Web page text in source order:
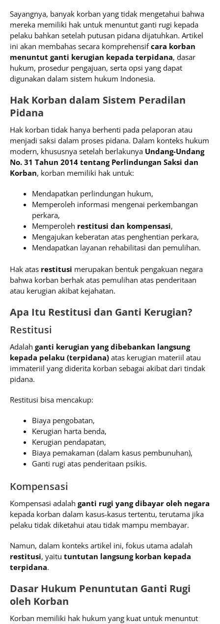
Sayangnya, banyak korban yang tidak mengetahui bahwa
mereka memiliki hak untuk menuntut ganti rugi kepada
pelaku bahkan setelah putusan pidana dijatuhkan. Artikel
ini akan membahas secara komprehensifcara korban
menuntut ganti kerugian kepada terpidana, dasar
hukum, prosedur pengajuan, serta opsi yang dapat
digunakan dalam sistem hukum Indonesia.
Hak Korban dalam Sistem Peradilan
Pidana
Hak korban tidak hanya berhenti pada pelaporan atau
menjadi saksi dalam proses pidana. Dalam konteks hukum
modern, khususnya setelah berlakunya Undang-Undang
No. 31 Tahun 2014 tentang Perlindungan Saksi dan
Korban, korban memiliki hak untuk:
Mendapatkan perlindungan hukum,
Memperoleh informasi mengenai perkembangan
perkara,
Memperoleh restitusi dan kompensasi,
Mengajukan keberatan atas penghentian perkara,
Mendapatkan layanan rehabilitasi dan pemulihan.
Hak atas restitusi merupakan bentuk pengakuan negara
bahwa korban berhak atas pemulihan atas penderitaan
atau kerugian akibat kejahatan.
Apa Itu Restitusi dan Ganti Kerugian?
Restitusi
Adalah ganti kerugian yang dibebankan langsung
kepada pelaku (terpidana) atas kerugian materiil atau
immateriil yang diderita korban sebagai akibat dari tindak
pidana.
Restitusi bisa mencakup:
Biaya pengobatan,
Kerugian harta benda,
Kerugian pendapatan,
Biaya pemakaman (dalam kasus pembunuhan),
Ganti rugi atas penderitaan psikis.
Kompensasi
Kompensasi adalah ganti rugi yang dibayar oleh negara
kepada korban dalam kasus-kasus tertentu, terutama jika
pelaku tidak diketahui atau tidak mampu membayar.
Namun, dalam konteks artikel ini, fokus utama adalah
restitusi, yaitu tuntutan langsung korban kepada
terpidana.
Dasar Hukum Penuntutan Ganti Rugi
oleh Korban
Korban memiliki hak hukum yang kuat untuk menuntut